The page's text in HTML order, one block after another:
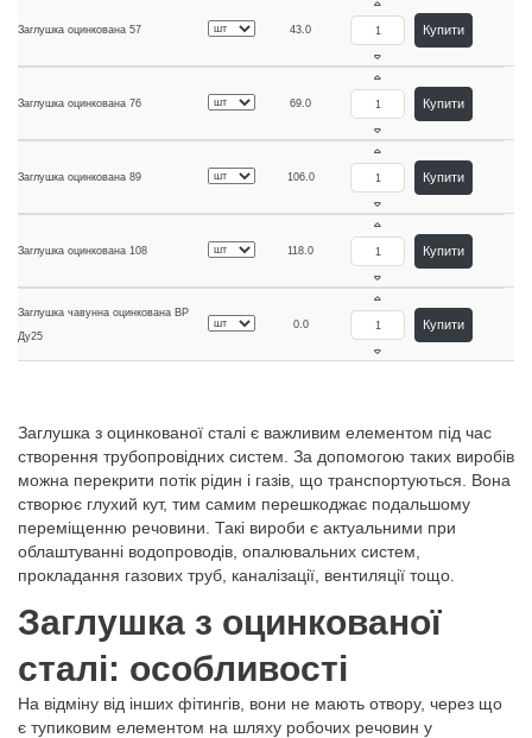
Заглушка оцинкована 57 43.0 Купити
Заглушка оцинкована 76 69.0 Купити
Заглушка оцинкована 89 106.0 Купити
Заглушка оцинкована 108 118.0 Купити
Заглушка чавунна оцинкована ВР
Ду25
0.0 Купити
Заглушка з оцинкованої сталі є важливим елементом під час
створення трубопровідних систем. За допомогою таких виробів
можна перекрити потік рідин і газів, що транспортуються. Вона
створює глухий кут, тим самим перешкоджає подальшому
переміщенню речовини. Такі вироби є актуальними при
облаштуванні водопроводів, опалювальних систем,
прокладання газових труб, каналізації, вентиляції тощо.
Заглушка з оцинкованої
сталі: особливості
На відміну від інших фітингів, вони не мають отвору, через що
є тупиковим елементом на шляху робочих речовин у